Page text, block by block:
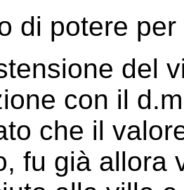
di potere
del
con il
che il
fu già allora